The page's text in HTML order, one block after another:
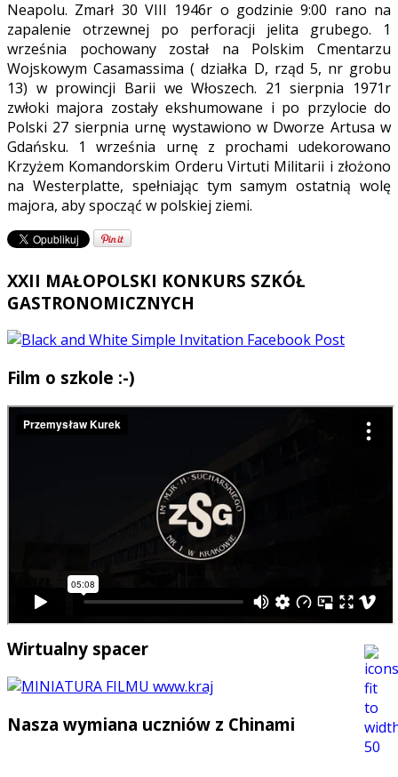
Neapolu. Zmarł 30 VIII 1946r o godzinie 9:00 rano na
zapalenie otrzewnej po perforacji jelita grubego. 1
września pochowany został na Polskim Cmentarzu
Wojskowym Casamassima ( działka D, rząd 5, nr grobu
13) w prowincji Barii we Włoszech. 21 sierpnia 1971r
zwłoki majora zostały ekshumowane i po przylocie do
Polski 27 sierpnia urnę wystawiono w Dworze Artusa w
Gdańsku. 1 września urnę z prochami udekorowano
Krzyżem Komandorskim Orderu Virtuti Militarii i złożono
na Westerplatte, spełniając tym samym ostatnią wolę
majora, aby spocząć w polskiej ziemi.
XXII MAŁOPOLSKI KONKURS SZKÓŁ
GASTRONOMICZNYCH
Film o szkole :-)
Wirtualny spacer
Nasza wymiana uczniów z Chinami